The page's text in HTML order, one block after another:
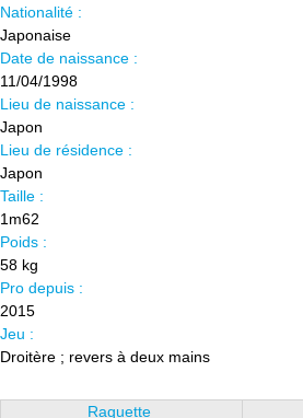
Nationalité :
Japonaise
Date de naissance :
11/04/1998
Lieu de naissance :
Japon
Lieu de résidence :
Japon
Taille :
1m62
Poids :
58 kg
Pro depuis :
2015
Jeu :
Droitère ; revers à deux mains
Raquette